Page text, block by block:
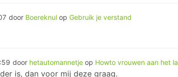
door Boereknul op Gebruik je verstand
door hetautomannetje op Howto vrouwen aan het
is, dan voor mij deze graag.